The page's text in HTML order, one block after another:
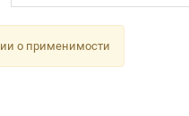
о применимости